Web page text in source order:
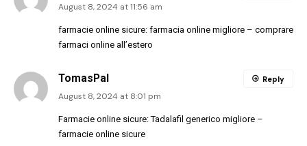
August 8, 2024 at 11:56 am
farmacie online sicure: farmacia online migliore – comprare
farmaci online all’estero
TomasPal
August 8, 2024 at 8:01 pm
Farmacie online sicure:Tadalafil generico migliore –
farmacie online sicure
Reply